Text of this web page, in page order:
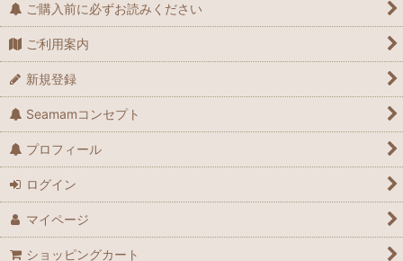
ご購入前に必ずお読みください
ご利用案内
新規登録
Seamamコンセプト
プロフィール
ログイン
マイページ
ショッピングカート